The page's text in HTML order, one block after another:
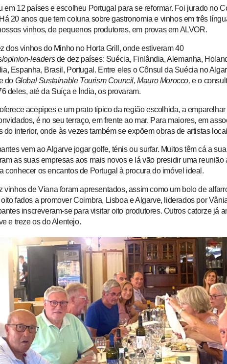
em 12 países e escolheu Portugal para se reformar. Foi jurado no
20 anos que tem coluna sobre gastronomia e vinhos em três
vinhos, de pequenos produtores, em provas em ALVOR.
dos vinhos do Minho no Horta Grill , onde estiveram 40
opinion-leadersde dez países: Suécia, Finlândia, Alemanha,
Espanha, Brasil, Portugal. Entre eles o Cônsul da Suécia no
do Global Sustainable Tourism Council,Mauro Morocco, e o
deles, até da Suíça e Índia, os provaram.
oferece acepipes e um prato típico da região escolhida, a
é no seu terraço, em frente ao mar. Para maiores, em
do interior, onde às vezes também se expõem obras de artistas
vem ao Algarve jogar golfe, ténis ou surfar. Muitos têm cá a
as suas empresas aos mais novos e lá vão presidir uma reunião
conhecer os encantos de Portugal à procura do imóvel ideal.
vinhos de Viana foram apresentados, assim como um bolo de
fados a promover Coimbra, Lisboa e Algarve, liderados por
inscreveram-separa visitar oito produtores. Outros catorze já
e treze os do Alentejo.